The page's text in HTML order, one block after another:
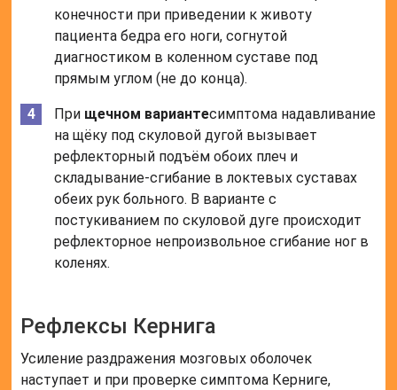
конечности при приведении к животу
пациента бедра его ноги, согнутой
диагностиком в коленном суставе под
прямым углом (не до конца).
При щечном вариантесимптома надавливание
на щёку под скуловой дугой вызывает
рефлекторный подъём обоих плеч и
складывание-сгибание в локтевых суставах
обеих рук больного. В варианте с
постукиванием по скуловой дуге происходит
рефлекторное непроизвольное сгибание ног в
коленях.
Рефлексы Кернига
Усиление раздражения мозговых оболочек
наступает и при проверке симптома Керниге,